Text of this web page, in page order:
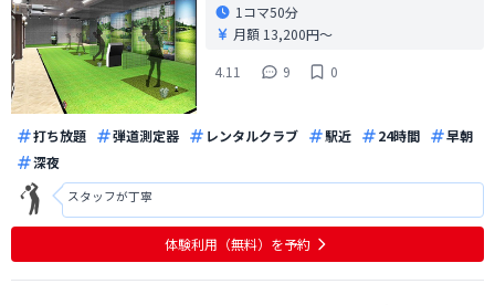
1コマ50分
月額 13,200円〜
4.11
9 0
打ち放題 弾道測定器 レンタルクラブ 駅近 24時間
早朝
深夜
スタッフが丁寧
体験利用（無料）を予約